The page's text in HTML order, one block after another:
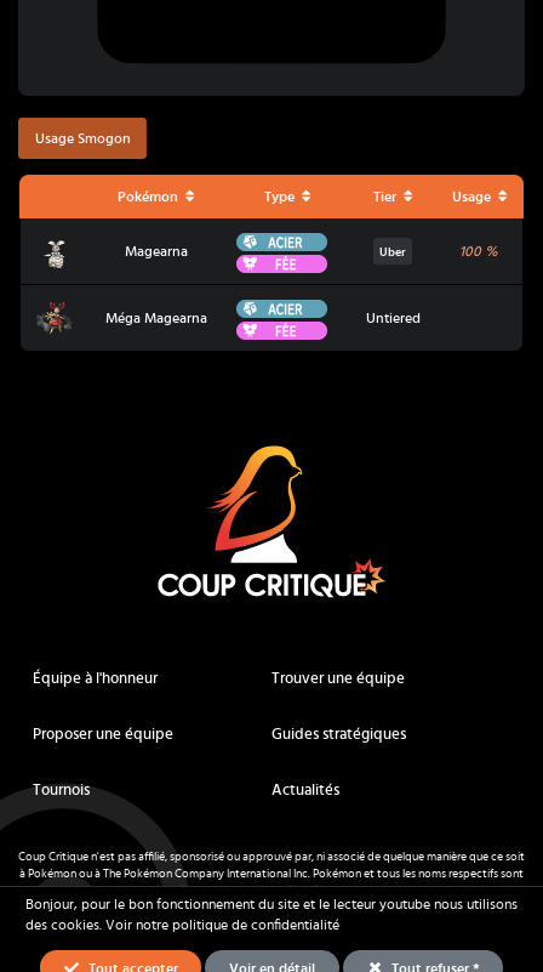
Usage Smogon
Pokémon Type Tier Usage
Magearna
Acier
Fée
Uber 100%
Méga Magearna
Acier
Fée
Untiered
Équipe à l'honneur Trouver une équipe
Proposer une équipe Guides stratégiques
Tournois Actualités
Coup Critique n'est pas affilié, sponsorisé ou approuvé par, ni associé de quelque manière que ce soit
à Pokémon ou à The Pokémon Company International Inc. Pokémon et tous les noms respectifs sont
des marques déposées et des marques déposées. © de Nintendo 1996-2026.
Mentions légales - CGU- Tous droits réservés - Coup Critique
Bonjour, pour le bon fonctionnement du site et le lecteur youtube nous utilisons
des cookies. Voir notre politique de confidentialité
Tout accepter Voir en détail Tout refuser *